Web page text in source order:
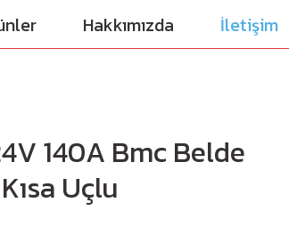
Hakkımızda İletişim
140A Bmc Belde
Uçlu